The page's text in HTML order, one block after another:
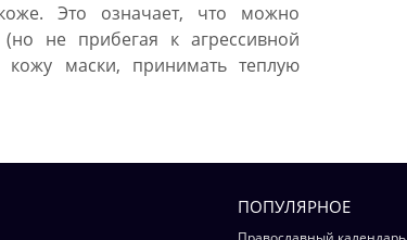
Это означает, что можно
не прибегая к агрессивной
маски, принимать теплую
ПОПУЛЯРНОЕ